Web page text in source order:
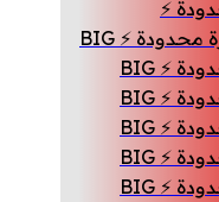
BIG SALE – خصم 25% لفترة محدودة ⚡ BIG
SALE – خصم 25% لفترة محدودة ⚡ BIG
SALE – خصم 25% لفترة محدودة ⚡ BIG
SALE – خصم 25% لفترة محدودة ⚡ BIG
SALE – خصم 25% لفترة محدودة ⚡ BIG
SALE – خصم 25% لفترة محدودة ⚡ BIG